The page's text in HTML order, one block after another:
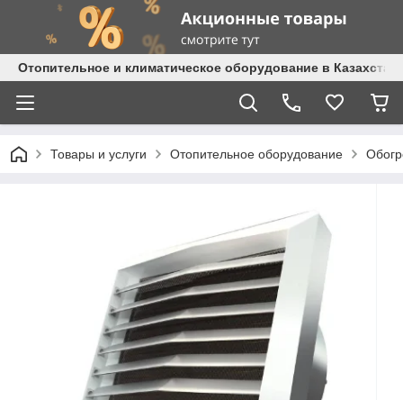
Отопительное и климатическое оборудование в
Товары и услуги Отопительное оборудование